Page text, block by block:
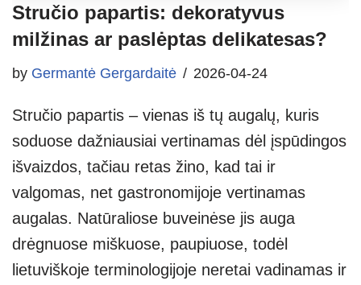
Stručio papartis: dekoratyvus
milžinas ar paslėptas delikatesas?
by Germantė Gergardaitė 2026-04-24
Stručio papartis – vienas iš tų augalų, kuris
soduose dažniausiai vertinamas dėl įspūdingos
išvaizdos, tačiau retas žino, kad tai ir
valgomas, net gastronomijoje vertinamas
augalas. Natūraliose buveinėse jis auga
drėgnuose miškuose, paupiuose, todėl
lietuviškoje terminologijoje neretai vadinamas ir